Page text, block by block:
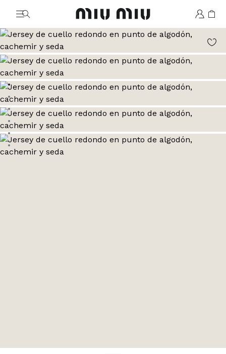
MiuMiu logo
Ver la imagen 1
Ver la imagen 2
Ver la imagen 3
Ver la imagen 4
Ver la imagen 5
Ver la imagen 6